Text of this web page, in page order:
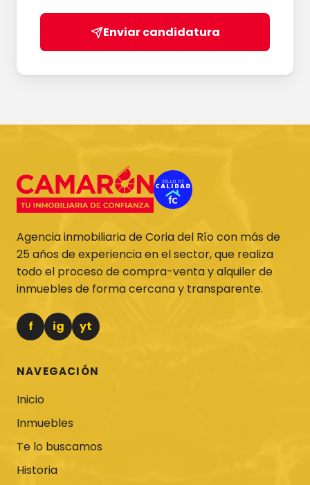
Enviar candidatura
Agencia inmobiliaria de Coria del Río con más de
25 años de experiencia en el sector, que realiza
todo el proceso de compra-venta y alquiler de
inmuebles de forma cercana y transparente.
f ig yt
NAVEGACIÓN
Inicio
Inmuebles
Te lo buscamos
Historia